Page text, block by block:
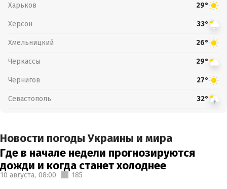
Харьков 29°
Херсон 33°
Хмельницкий 26°
Черкассы 29°
Чернигов 27°
Севастополь 32°
Новости погоды Украины и мира
Где в начале недели прогнозируются
дожди и когда станет холоднее
10 августа, 08:00 185